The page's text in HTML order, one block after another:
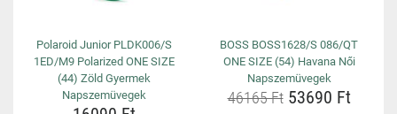
Polaroid Junior PLDK006/S
1ED/M9 Polarized ONE SIZE
(44) Zöld Gyermek
Napszemüvegek
BOSS BOSS1628/S 086/QT
ONE SIZE (54) Havana Női
Napszemüvegek
46165 Ft53690 Ft